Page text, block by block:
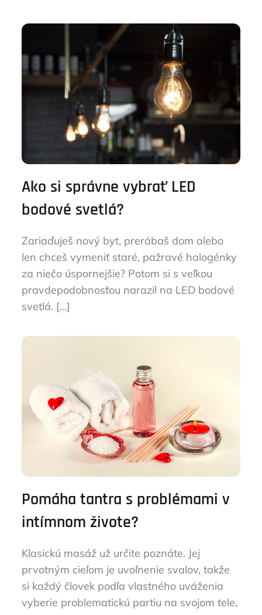
Ako si správne vybrať LED
bodové svetlá?
Zariaďuješ nový byt, prerábaš dom alebo
len chceš vymeniť staré, pažravé halogénky
za niečo úspornejšie? Potom si s veľkou
pravdepodobnosťou narazil na LED bodové
svetlá. […]
Pomáha tantra s problémami v
intímnom živote?
Klasickú masáž už určite poznáte. Jej
prvotným cieľom je uvoľnenie svalov, takže
si každý človek podľa vlastného uváženia
vyberie problematickú partiu na svojom tele,